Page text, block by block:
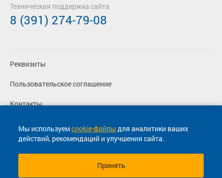
Мы используемcookie-файлы для аналитики ваших
действий, рекомендаций и улучшения сайта.
Принять
Реквизиты
Пользовательское соглашение
Контакты
Политика конфиденциальности
Перевозчикам
Техническая поддержка сайта
8 (391) 274-79-08
© 2013-2026, ООО "Капитал"- Онлайн сервис продажи